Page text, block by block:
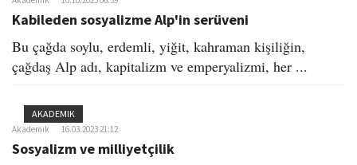
o
Kabileden sosyalizme Alp'in serüveni
Bu çağda soylu, erdemli, yiğit, kahraman kişiliğin,
çağdaş Alp adı, kapitalizm ve emperyalizmi, her ...
AKADEMIK
Akademik 16.03.2023 21:12
Sosyalizm ve milliyetçilik